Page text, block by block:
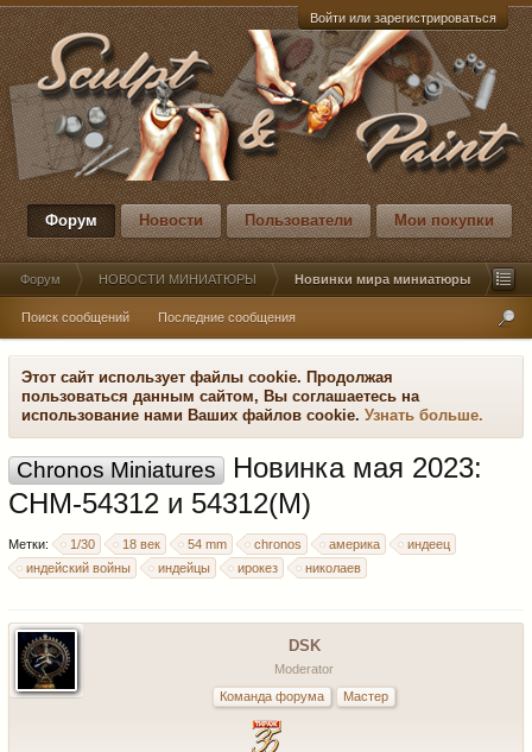
Войти или зарегистрироваться
Форум Новости Пользователи Мои покупки
Форум НОВОСТИ МИНИАТЮРЫ Новинки мира миниатюры
Поиск сообщений Последние сообщения
Этот сайт использует файлы cookie. Продолжая
пользоваться данным сайтом, Вы соглашаетесь на
использование нами Ваших файлов cookie. Узнать больше.
Chronos Miniatures
Новинка мая 2023:
CHM-54312 и 54312(M)
Метки: 1/30 18 век 54 mm chronos америка
индеец
индейский войны
индейцы ирокез николаев
DSK
Moderator
Команда форума
Мастер